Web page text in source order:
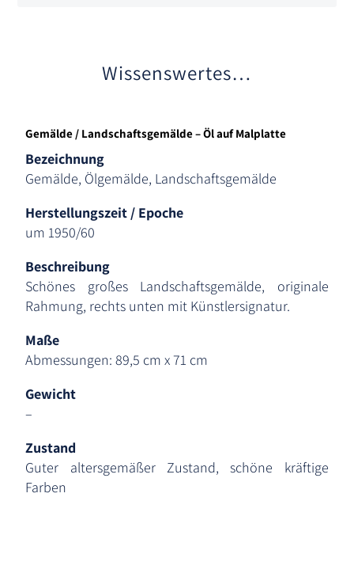
Wissenswertes…
Gemälde / Landschaftsgemälde – Öl auf Malplatte
Bezeichnung
Gemälde, Ölgemälde, Landschaftsgemälde
Herstellungszeit / Epoche
um 1950/60
Beschreibung
Schönes großes Landschaftsgemälde, originale
Rahmung, rechts unten mit Künstlersignatur.
Maße
Abmessungen: 89,5 cm x 71 cm
Gewicht
–
Zustand
Guter altersgemäßer Zustand, schöne kräftige
Farben